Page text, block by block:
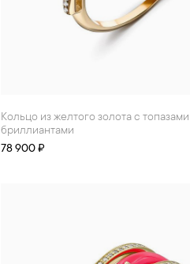
Кольцо из желтого золота с топазами и
бриллиантами
78 900 ₽